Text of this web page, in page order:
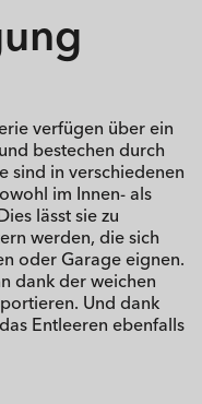
verfügen über ein
bestechen durch
sind in verschiedenen
im Innen- als
lässt sie zu
werden, die sich
oder Garage eignen.
dank der weichen
Und dank
Entleeren ebenfalls